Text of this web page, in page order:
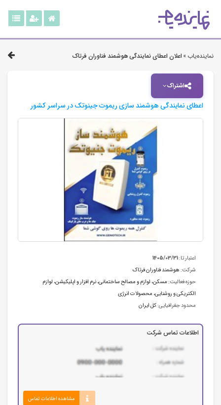
نماینده‌یاب » اعلان اعطای نمایندگی هوشمند فناوران فرتاک
اشتراک
اعطای نمایندگی هوشمند سازی ریموت جینوتک در سراسر کشور
اعتبار تا:1405/03/31
شرکت: هوشمند فناوران فرتاک
حوزه فعالیت: مسکن، لوازم و مصالح ساختمانی،نرم افزار و اپلیکیشن، لوازم
الکتریکی و روشنایی، محصولات انرژی
محدود جغرافیایی:کل ایران
اطلاعات تماس شرکت
مشاهده اطلاعات تماس